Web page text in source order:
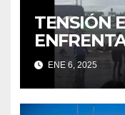
TENSIÓN
ENTRE
ENE 6, 2025